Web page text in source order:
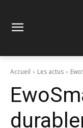
Accueil Les actus